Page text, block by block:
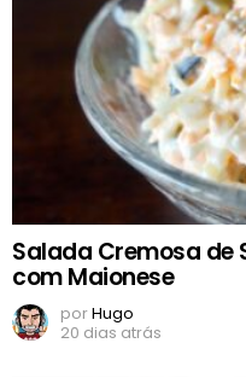
Salada Cremosa de
com Maionese
porHugo
20 dias atrás